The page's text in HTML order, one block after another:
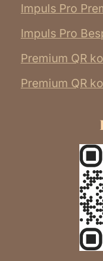
Impuls Pro
Impuls Pro
Premium QR
Premium QR